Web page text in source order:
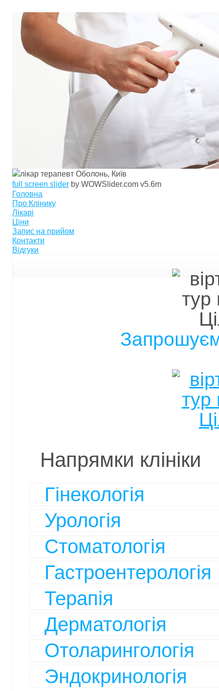
full screen slider by WOWSlider.com v5.6m
Головна
Про Клінику
Лікарі
Ціни
Запис на прийом
Контакти
Відгуки
Напрямки клініки
Гінекологія
Урологія
Стоматологія
Гастроентерологія
Терапія
Дерматологія
Отоларингологія
Эндокринологія